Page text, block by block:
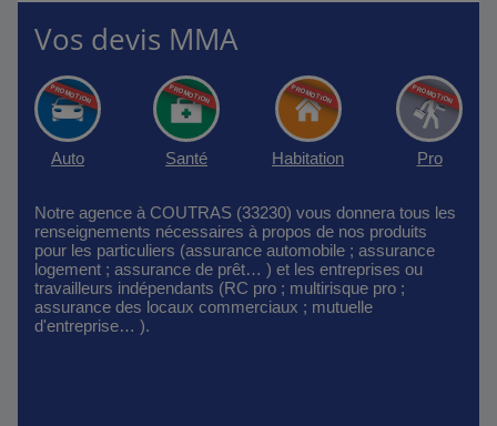
Vos devis MMA
Auto Santé Habitation Pro
Notre agence à COUTRAS (33230) vous donnera tous les
renseignements nécessaires à propos de nos produits
pour les particuliers (assurance automobile ; assurance
logement ; assurance de prêt… ) et les entreprises ou
travailleurs indépendants (RC pro ; multirisque pro ;
assurance des locaux commerciaux ; mutuelle
d'entreprise… ).